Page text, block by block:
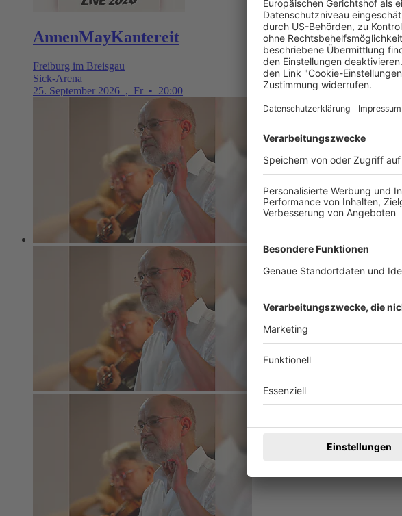
AnnenMayKantereit
Freiburg im Breisgau
Sick-Arena
25. September 2026 , Fr • 20:00